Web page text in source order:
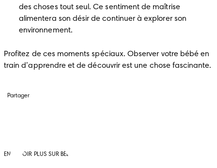
des choses tout seul. Ce sentiment de maîtrise
alimentera son désir de continuer à explorer son
environnement.
Profitez de ces moments spéciaux. Observer votre bébé en
train d’apprendre et de découvrir est une chose fascinante.
Partager
EN SAVOIR PLUS SUR BÉBÉ